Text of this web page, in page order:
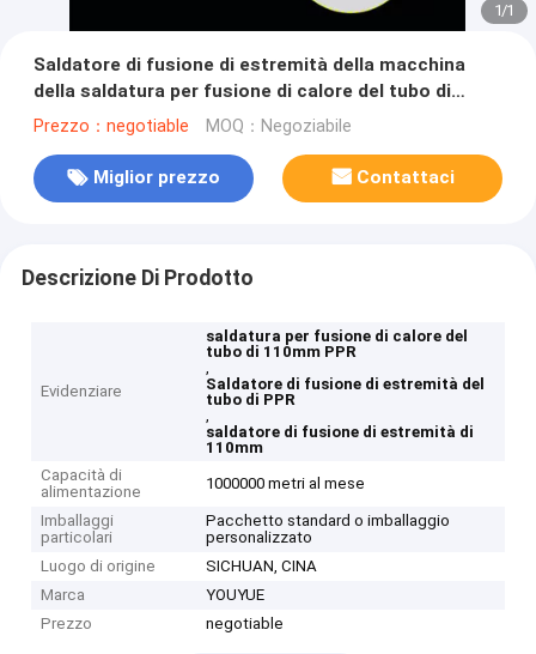
1/1
Saldatore di fusione di estremità della macchina
della saldatura per fusione di calore del tubo di
110mm - di 20mm PPR
Prezzo：negotiable MOQ：Negoziabile
Miglior prezzo Contattaci
Descrizione Di Prodotto
Evidenziare
saldatura per fusione di calore del
tubo di 110mm PPR
,
Saldatore di fusione di estremità del
tubo di PPR
,
saldatore di fusione di estremità di
110mm
Capacità di
alimentazione
1000000 metri al mese
Imballaggi
particolari
Pacchetto standard o imballaggio
personalizzato
Luogo di origine
SICHUAN, CINA
Marca
YOUYUE
Prezzo
negotiable